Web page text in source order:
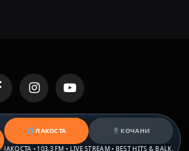
InstagramYouTube
Designed by MKNET.
ЛАКОСТА
КОЧАНИ
• 103,3 FM • LIVE STREAM • BEST HITS & BALKAN BEATS